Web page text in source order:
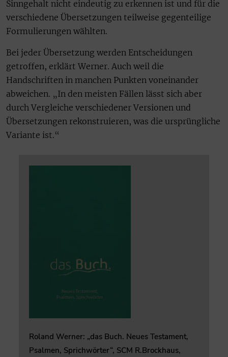
Sinngehalt nicht eindeutig zu erkennen ist und für die
verschiedene Übersetzungen teilweise gegenteilige
Formulierungen wählten.
Bei jeder Übersetzung werden Entscheidungen
getroffen, erklärt Werner. Auch weil die
Handschriften in manchen Punkten voneinander
abweichen. „In den meisten Fällen lässt sich aber
durch Vergleiche verschiedener Versionen und
Übersetzungen rekonstruieren, was die ursprüngliche
Variante ist.“
Roland Werner: „das Buch. Neues Testament,
Psalmen, Sprichwörter“, SCM R.Brockhaus,